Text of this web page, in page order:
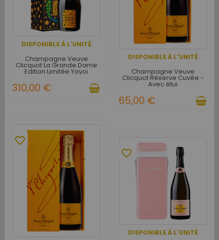
DISPONIBLE À L'UNITÉ
Champagne Veuve
Clicquot La Grande Dame
Edition Limitée Yayoi
310,00 €
DISPONIBLE À L'UNITÉ
Champagne Veuve
Clicquot Réserve Cuvée -
Avec étui
65,00 €
favorite_border
DISPONIBLE À L'UNITÉ
favorite_border